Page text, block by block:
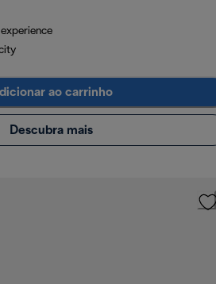
ao carrinho
Descubra mais